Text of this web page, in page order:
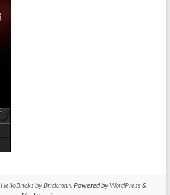
HelloBricks by Brickman. Powered by WordPress&